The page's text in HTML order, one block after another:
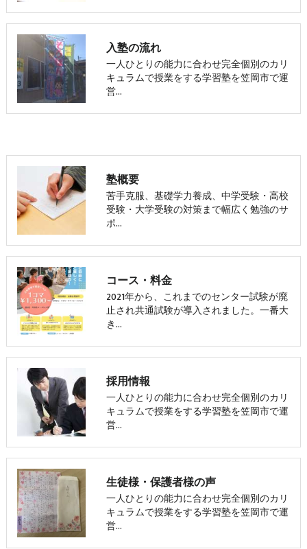
入塾の流れ
一人ひとりの能力に合わせ完全個別のカリ
キュラムで授業をする学習塾を笠岡市で運
営…
塾概要
苦手克服、基礎学力養成、中学受験・高校
受験・大学受験の対策まで幅広く勉強のサ
ポ…
コース・料金
2021年から、これまでのセンター試験が廃
止され共通試験が導入されました。一番大
き…
採用情報
一人ひとりの能力に合わせ完全個別のカリ
キュラムで授業をする学習塾を笠岡市で運
営…
生徒様・保護者様の声
一人ひとりの能力に合わせ完全個別のカリ
キュラムで授業をする学習塾を笠岡市で運
営…